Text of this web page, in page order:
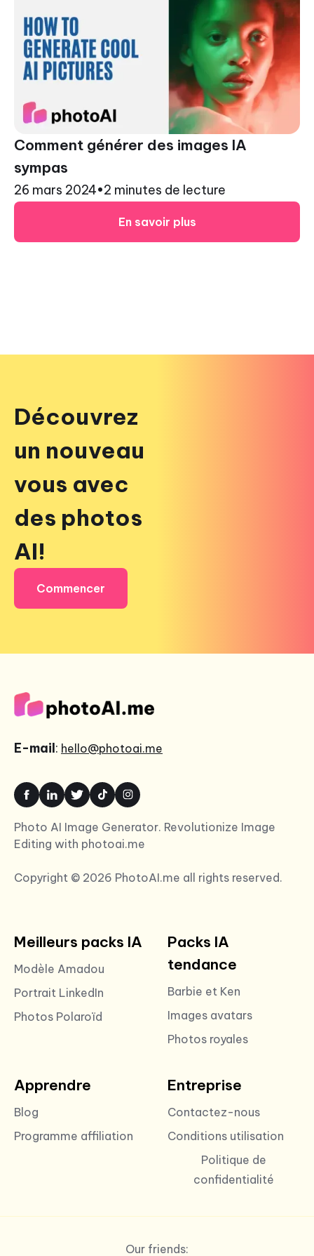
Comment générer des images IA
sympas
26 mars 2024•2 minutes de lecture
En savoir plus
Découvrez
un nouveau
vous avec
des photos
AI!
Commencer
E-mail: hello@photoai.me
Photo AI Image Generator. Revolutionize Image
Editing with photoai.me
Copyright © 2026 PhotoAI.me all rights reserved.
Meilleurs packs IA
Modèle Amadou
Portrait LinkedIn
Photos Polaroïd
Packs IA
tendance
Barbie et Ken
Images avatars
Photos royales
Apprendre
Blog
Programme affiliation
Entreprise
Contactez-nous
Conditions utilisation
Politique de
confidentialité
Our friends: